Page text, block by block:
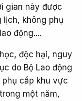
gian này được
lịch, không phụ
động....
độc hại, nguy
do Bộ Lao động
phụ cấp khu vực
một năm,